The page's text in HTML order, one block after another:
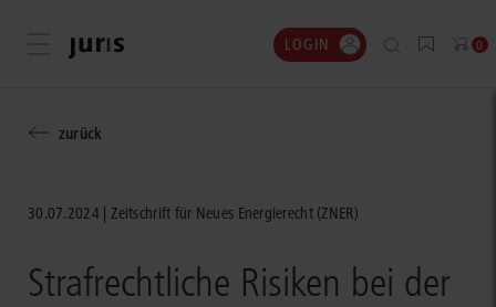
Menü öffnen LOGIN 0
zurück
30.07.2024 Zeitschrift für Neues Energierecht (ZNER)
Strafrechtliche Risiken bei der